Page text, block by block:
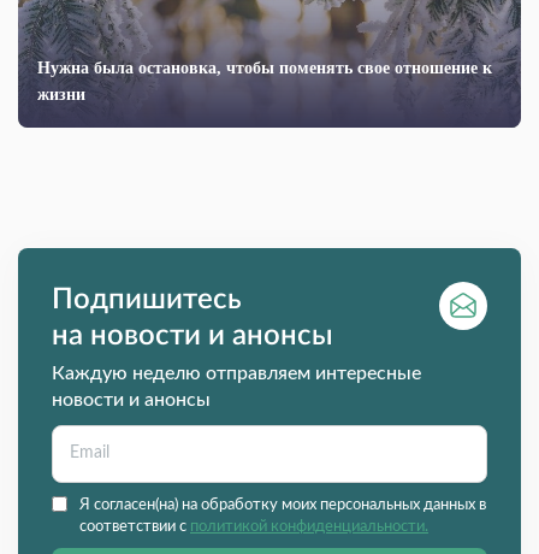
Нужна была остановка, чтобы поменять свое отношение к
жизни
Подпишитесь
на новости и анонсы
Каждую неделю отправляем интересные
новости и анонсы
Я согласен(на) на обработку моих персональных данных в
соответствии с политикой конфиденциальности.